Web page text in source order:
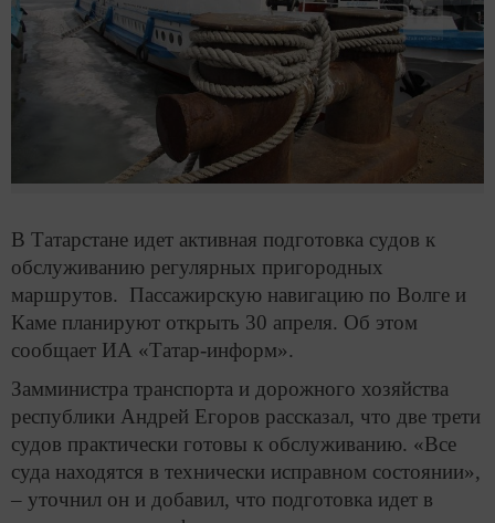
В Татарстане идет активная подготовка судов к
обслуживанию регулярных пригородных
маршрутов. Пассажирскую навигацию по Волге и
Каме планируют открыть 30 апреля. Об этом
сообщает ИА «Татар-информ».
Замминистра транспорта и дорожного хозяйства
республики Андрей Егоров рассказал, что две трети
судов практически готовы к обслуживанию. «Все
суда находятся в технически исправном состоянии»,
– уточнил он и добавил, что подготовка идет в